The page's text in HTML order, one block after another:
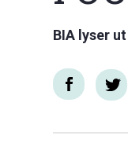
BIA lyser